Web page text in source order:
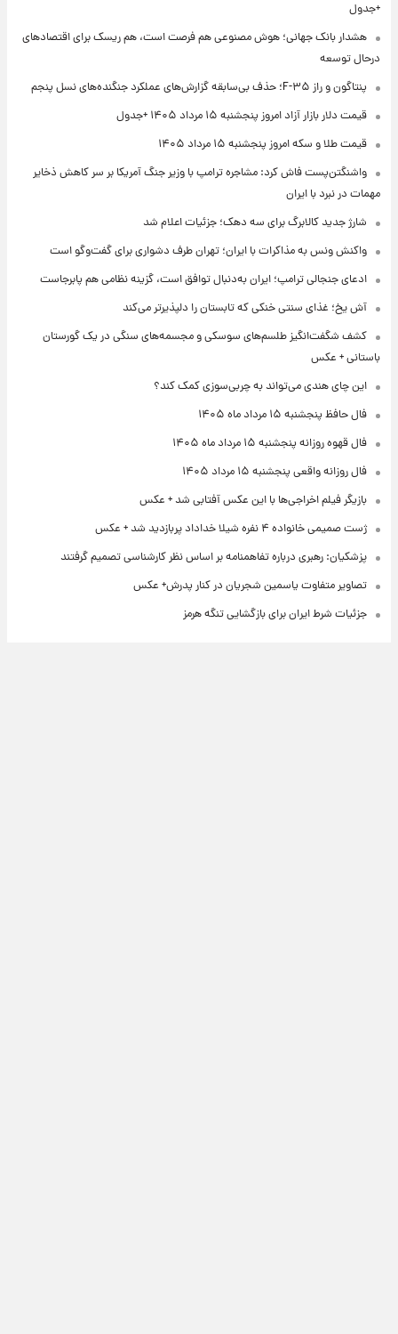
+جدول
هشدار بانک جهانی؛ هوش مصنوعی هم فرصت است، هم ریسک برای اقتصادهای
درحال توسعه
پنتاگون و راز F-۳۵؛ حذف بی‌سابقه گزارش‌های عملکرد جنگنده‌های نسل پنجم
قیمت دلار بازار آزاد امروز پنجشنبه ۱۵ مرداد ۱۴۰۵ +جدول
قیمت طلا و سکه امروز پنجشنبه ۱۵ مرداد ۱۴۰۵
واشنگتن‌پست فاش کرد: مشاجره ترامپ با وزیر جنگ آمریکا بر سر کاهش ذخایر
مهمات در نبرد با ایران
شارژ جدید کالابرگ برای سه دهک؛ جزئیات اعلام شد
واکنش ونس به مذاکرات با ایران؛ تهران طرف دشواری برای گفت‌وگو است
ادعای جنجالی ترامپ؛ ایران به‌دنبال توافق است، گزینه نظامی هم پابرجاست
آش یخ؛ غذای سنتی خنکی که تابستان را دلپذیرتر می‌کند
کشف شگفت‌انگیز طلسم‌های سوسکی و مجسمه‌های سنگی در یک گورستان
باستانی + عکس
این چای هندی می‌تواند به چربی‌سوزی کمک کند؟
فال حافظ پنجشنبه ۱۵ مرداد ماه ۱۴۰۵
فال قهوه روزانه پنجشنبه ۱۵ مرداد ماه ۱۴۰۵
فال روزانه واقعی پنجشنبه ۱۵ مرداد ۱۴۰۵
بازیگر فیلم اخراجی‌ها با این عکس آفتابی شد + عکس
ژست صمیمی خانواده ۴ نفره شیلا خداداد پربازدید شد + عکس
پزشکیان: رهبری درباره تفاهمنامه بر اساس نظر کارشناسی تصمیم گرفتند
تصاویر متفاوت یاسمین شجریان در کنار پدرش+ عکس
جزئیات شرط ایران برای بازگشایی تنگه هرمز